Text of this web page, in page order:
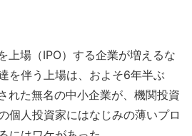
上場（IPO）する企業が増えるな
を伴う上場は、およそ6年半ぶ
れた無名の中小企業が、機関投資
個人投資家にはなじみの薄いプロ